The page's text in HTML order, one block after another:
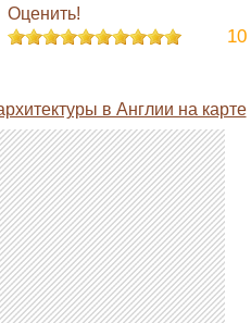
Оценить!
10
в Англии на карте